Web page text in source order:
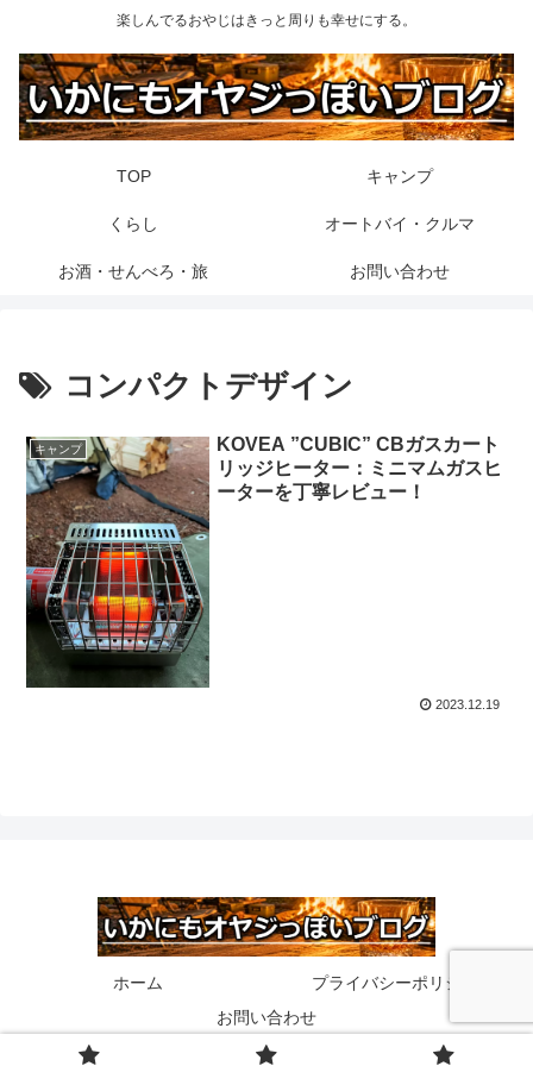
楽しんでるおやじはきっと周りも幸せにする。
TOP キャンプ
くらし オートバイ・クルマ
お酒・せんべろ・旅 お問い合わせ
コンパクトデザイン
キャンプ
KOVEA ”CUBIC” CBガスカート
リッジヒーター：ミニマムガスヒ
ーターを丁寧レビュー！
2023.12.19
ホーム
プライバシーポリシー
お問い合わせ
© 2020 いかにもオヤジっぽいブログ.